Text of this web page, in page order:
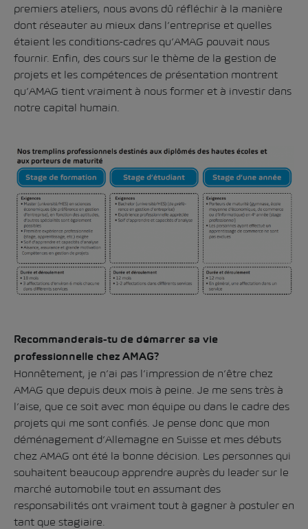
premiers ateliers, nous avons dû réfléchir à la manière
dont réseauter au mieux dans l’entreprise et quelles
étaient les conditions-cadres qu’AMAG pouvait nous
fournir. Enfin, des cours sur le thème de la gestion de
projets et les compétences de présentation montrent
qu’AMAG tient vraiment à nous former et à investir dans
notre capital humain.
Recommanderais-tu de démarrer sa vie
professionnelle chez AMAG?
Honnêtement, je n’ai pas l’impression de n’être chez
AMAG que depuis deux mois à peine. Je me sens très à
l’aise, que ce soit avec mon équipe ou dans le cadre des
projets qui me sont confiés. Je pense donc que mon
déménagement d’Allemagne en Suisse et mes débuts
chez AMAG ont été la bonne décision. Les personnes qui
souhaitent beaucoup apprendre auprès du leader sur le
marché automobile tout en assumant des
responsabilités ont vraiment tout à gagner à postuler en
tant que stagiaire.